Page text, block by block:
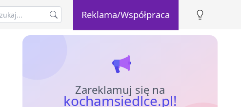
Reklama/Współpraca
Zareklamuj się na
kochamsiedlce.pl!